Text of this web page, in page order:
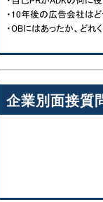
企業別面接質